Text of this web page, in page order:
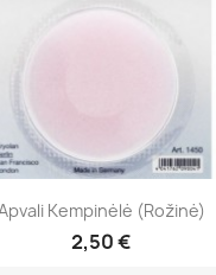
Greita peržiūra
Kempinėlė (rožinė)
2,50 €